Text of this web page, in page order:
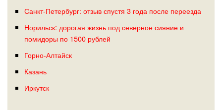
Санкт-Петербург: отзыв спустя 3 года после переезда
Норильск: дорогая жизнь под северное сияние и
помидоры по 1500 рублей
Горно-Алтайск
Казань
Иркутск